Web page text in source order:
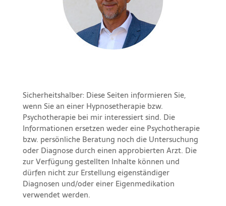
Sicherheitshalber: Diese Seiten informieren Sie,
wenn Sie an einer Hypnosetherapie bzw.
Psychotherapie bei mir interessiert sind. Die
Informationen ersetzen weder eine Psychotherapie
bzw. persönliche Beratung noch die Untersuchung
oder Diagnose durch einen approbierten Arzt. Die
zur Verfügung gestellten Inhalte können und
dürfen nicht zur Erstellung eigenständiger
Diagnosen und/oder einer Eigenmedikation
verwendet werden.